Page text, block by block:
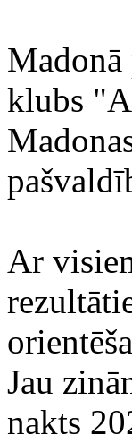
Madonā
klubs
Ar
Jau
nakts